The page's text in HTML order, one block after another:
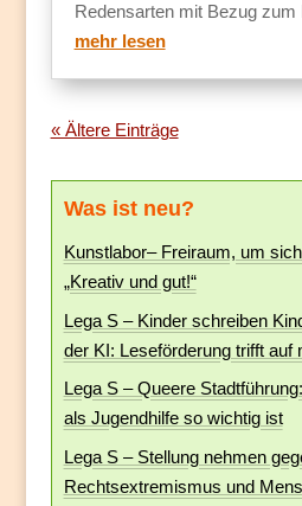
Redensarten mit Bezug zum
mehr lesen
« Ältere Einträge
Was ist neu?
Kunstlabor– Freiraum, um
„Kreativ und gut!“
Lega S – Kinder schreiben
der KI: Leseförderung trifft auf
Lega S – Queere
als Jugendhilfe so wichtig ist
Lega S – Stellung nehmen
Rechtsextremismus und